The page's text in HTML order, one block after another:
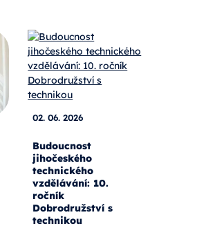
02. 06. 2026
Budoucnost
jihočeského
technického
vzdělávání: 10.
ročník
Dobrodružství s
technikou